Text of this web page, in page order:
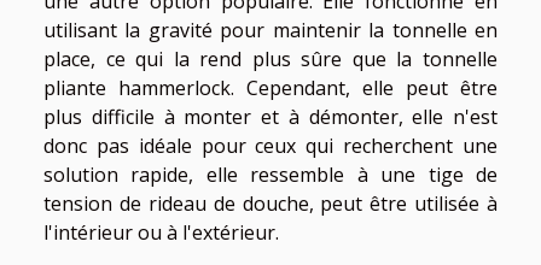
utilisant la gravité pour maintenir la tonnelle en
place, ce qui la rend plus sûre que la tonnelle
pliante hammerlock. Cependant, elle peut être
plus difficile à monter et à démonter, elle n'est
donc pas idéale pour ceux qui recherchent une
solution rapide, elle ressemble à une tige de
tension de rideau de douche, peut être utilisée à
l'intérieur ou à l'extérieur.